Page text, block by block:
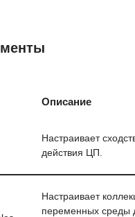
Описание
Настраивает
действия ЦП.
Настраивает
переменных среды